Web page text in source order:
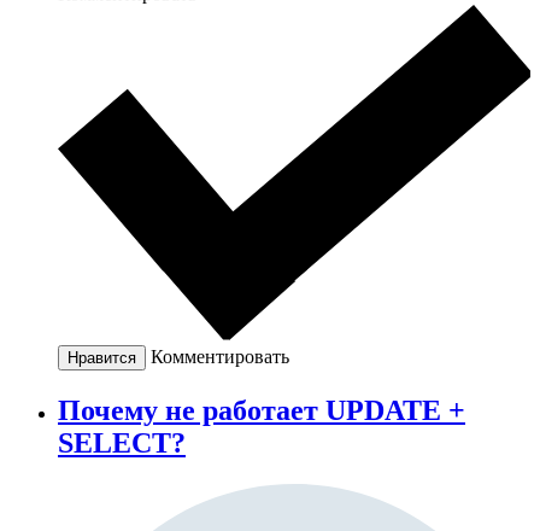
Нравится Комментировать
Почему не работает UPDATE +
SELECT?